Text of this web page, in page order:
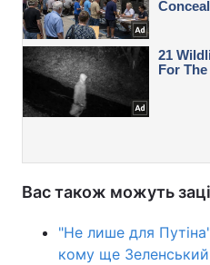
Вас також можуть
"Не лише для
кому ще Зеленський